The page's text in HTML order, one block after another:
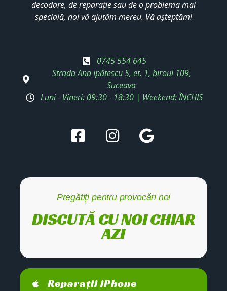
decodare, de reparație sau de o problema mai
specială, noi vă ajutăm mereu. Vă așteptăm!
0745 554 645
Strada Ana Ipătescu 5, et. 1, biroul 109,
Suceava
Luni - Vineri: 09:30 - 18:30 | Weekend: ÎNCHIS
Pregătiți pentru provocări noi
DISCUTĂ CU NOI CHIAR
AZI
Reparații iPhone